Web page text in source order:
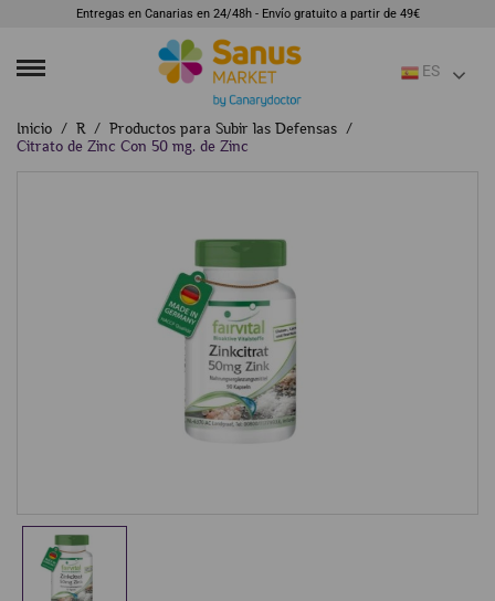
Entregas en Canarias en 24/48h - Envío gratuito a partir de 49€
ES
Inicio R
Productos para Subir las Defensas
Citrato de Zinc Con 50 mg. de Zinc